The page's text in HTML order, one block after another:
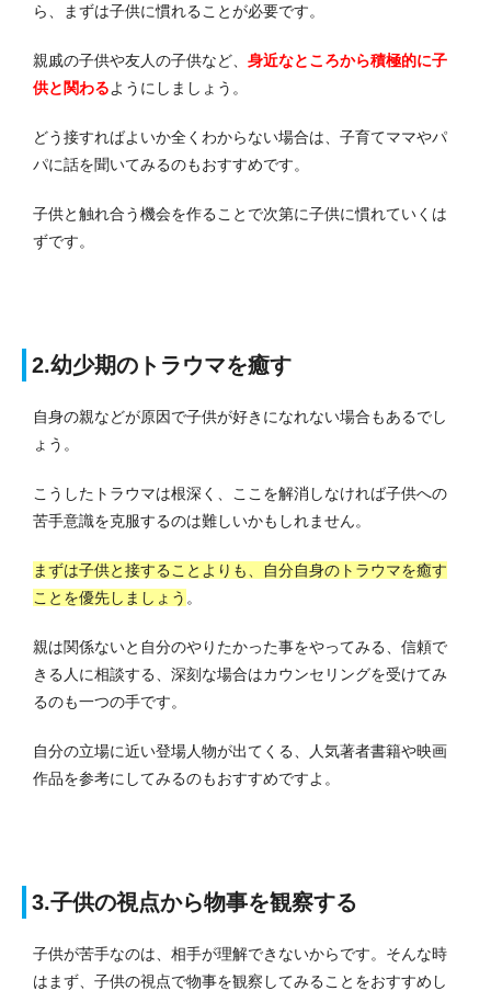
ら、まずは子供に慣れることが必要です。
親戚の子供や友人の子供など、 身近なところから積極的に子
供と関わるようにしましょう。
どう接すればよいか全くわからない場合は、子育てママやパ
パに話を聞いてみるのもおすすめです。
子供と触れ合う機会を作ることで次第に子供に慣れていくは
ずです。
2.幼少期のトラウマを癒す
自身の親などが原因で子供が好きになれない場合もあるでし
ょう。
こうしたトラウマは根深く、ここを解消しなければ子供への
苦手意識を克服するのは難しいかもしれません。
まずは子供と接することよりも、自分自身のトラウマを癒す
ことを優先しましょう 。
親は関係ないと自分のやりたかった事をやってみる、信頼で
きる人に相談する、深刻な場合はカウンセリングを受けてみ
るのも一つの手です。
自分の立場に近い登場人物が出てくる、人気著者書籍や映画
作品を参考にしてみるのもおすすめですよ。
3.子供の視点から物事を観察する
子供が苦手なのは、相手が理解できないからです。 そんな時
はまず、子供の視点で物事を観察してみることをおすすめし